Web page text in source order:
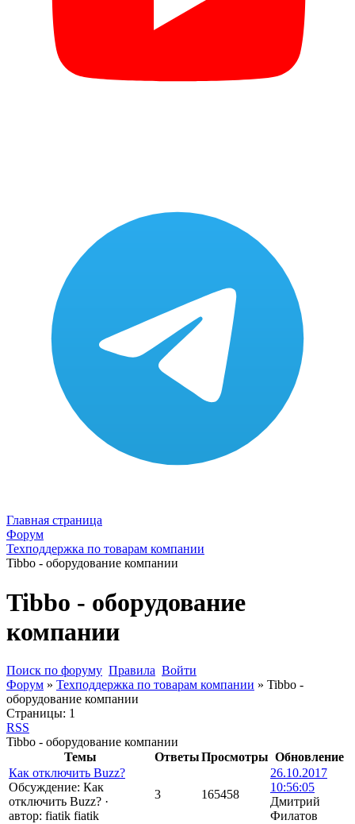
Главная страница
Форум
Техподдержка по товарам компании
Tibbo - оборудование компании
Tibbo - оборудование
компании
Поиск по форуму Правила Войти
Форум » Техподдержка по товарам компании » Tibbo -
оборудование компании
Страницы: 1
RSS
Tibbo - оборудование компании
Темы
ОтветыПросмотры Обновление
Как отключить Buzz?
Обсуждение: Как
отключить Buzz? ·
автор: fiatik fiatik
3 165458
26.10.2017
10:56:05
Дмитрий
Филатов